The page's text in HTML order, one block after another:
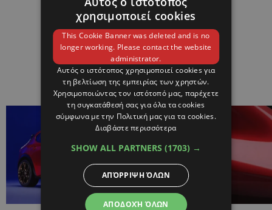
ΣΧΕΤΙΚΑ
ΑΡΘΡΑ
χρησιμοποιεί cookies
This Cookie Banner was deleted and is no
longer working. Please contact the website
administrator.
Αυτός ο ιστότοπος χρησιμοποιεί cookies για
τη βελτίωση της εμπειρίας των χρηστών.
Χρησιμοποιώντας τον ιστότοπό μας, παρέχετε
τη συγκατάθεσή σας για όλα τα cookies
σύμφωνα με την Πολιτική μας για τα cookies.
Διαβάστε περισσότερα
SHOW ALL PARTNERS (1703) →
ΑΠΟΔΟΧΉ ΌΛΩΝ
ΑΠΌΡΡΙΨΗ ΌΛΩΝ